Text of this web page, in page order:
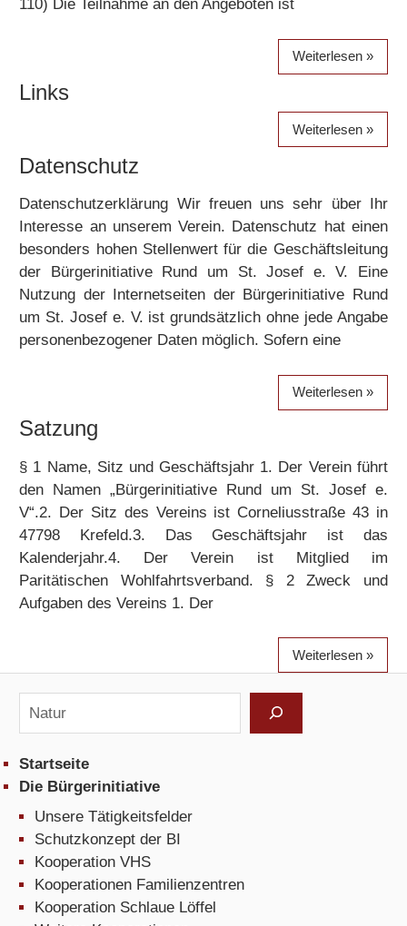
110) Die Teilnahme an den Angeboten ist
Weiterlesen
Links
Weiterlesen
Datenschutz
Datenschutzerklärung Wir freuen uns sehr über Ihr
Interesse an unserem Verein. Datenschutz hat einen
besonders hohen Stellenwert für die Geschäftsleitung
der Bürgerinitiative Rund um St. Josef e. V. Eine
Nutzung der Internetseiten der Bürgerinitiative Rund
um St. Josef e. V. ist grundsätzlich ohne jede Angabe
personenbezogener Daten möglich. Sofern eine
Weiterlesen
Satzung
§ 1 Name, Sitz und Geschäftsjahr 1. Der Verein führt
den Namen „Bürgerinitiative Rund um St. Josef e.
V“.2. Der Sitz des Vereins ist Corneliusstraße 43 in
47798 Krefeld.3. Das Geschäftsjahr ist das
Kalenderjahr.4. Der Verein ist Mitglied im
Paritätischen Wohlfahrtsverband. § 2 Zweck und
Aufgaben des Vereins 1. Der
Weiterlesen
Suchen
Startseite
Die Bürgerinitiative
Unsere Tätigkeitsfelder
Schutzkonzept der BI
Kooperation VHS
Kooperationen Familienzentren
Kooperation Schlaue Löffel